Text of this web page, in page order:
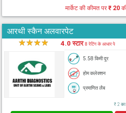
मार्केट की कीमत पर₹ 20
आरथी स्कैन अलवारपेट
★★★★ 4.0 स्टार8 रेटिंग के आधार पे
5.58 किमी दूर
होम कलेक्शन
प्रमाणित लैब
₹ 2